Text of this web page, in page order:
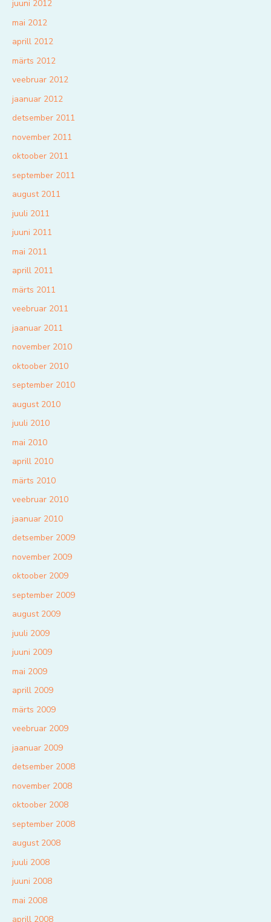
juuni 2012
mai 2012
aprill 2012
märts 2012
veebruar 2012
jaanuar 2012
detsember 2011
november 2011
oktoober 2011
september 2011
august 2011
juuli 2011
juuni 2011
mai 2011
aprill 2011
märts 2011
veebruar 2011
jaanuar 2011
november 2010
oktoober 2010
september 2010
august 2010
juuli 2010
mai 2010
aprill 2010
märts 2010
veebruar 2010
jaanuar 2010
detsember 2009
november 2009
oktoober 2009
september 2009
august 2009
juuli 2009
juuni 2009
mai 2009
aprill 2009
märts 2009
veebruar 2009
jaanuar 2009
detsember 2008
november 2008
oktoober 2008
september 2008
august 2008
juuli 2008
juuni 2008
mai 2008
aprill 2008